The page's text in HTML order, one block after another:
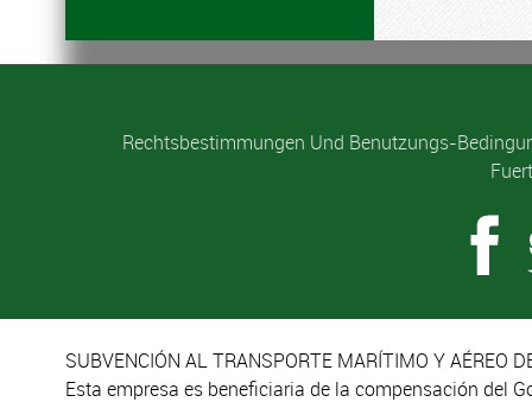
Rechtsbestimmungen Und Benutzungs-
SUBVENCIÓN AL TRANSPORTE MARÍTIMO Y AÉREO
Esta empresa es beneficiaria de la compensación del